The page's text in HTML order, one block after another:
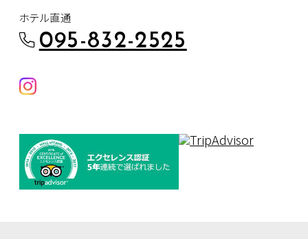
ホテル直通
095-832-2525